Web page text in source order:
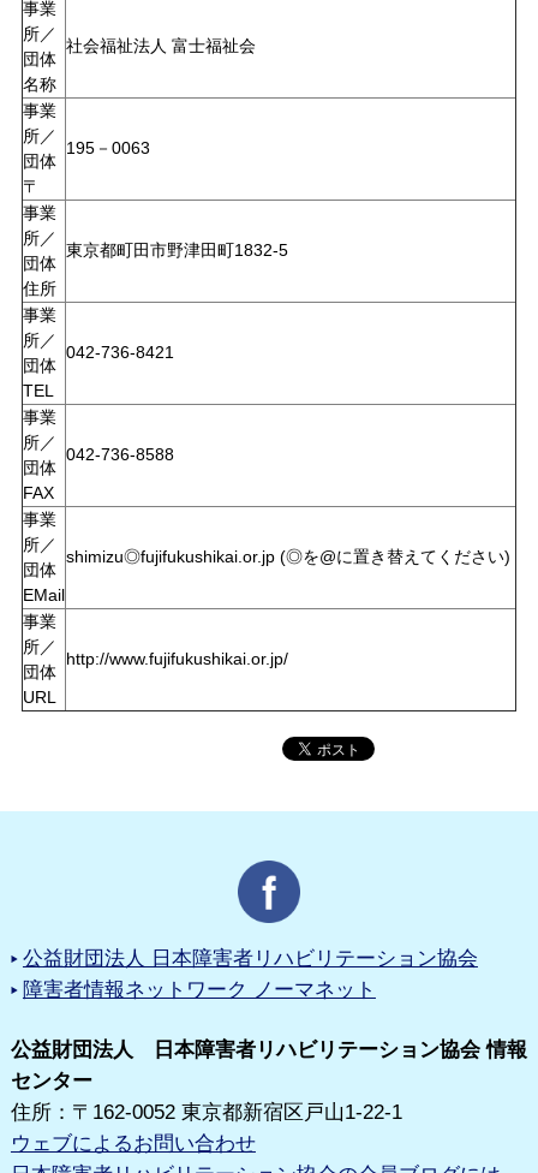
事業
所／
団体
名称
社会福祉法人 富士福祉会
事業
所／
団体
〒
195－0063
事業
所／
団体
住所
東京都町田市野津田町1832-5
事業
所／
団体
TEL
042-736-8421
事業
所／
団体
FAX
042-736-8588
事業
所／
団体
EMail
shimizu◎fujifukushikai.or.jp (◎を@に置き替えてください)
事業
所／
団体
URL
http://www.fujifukushikai.or.jp/
公益財団法人 日本障害者リハビリテーション協会
障害者情報ネットワーク ノーマネット
公益財団法人 日本障害者リハビリテーション協会 情報
センター
住所：〒162-0052 東京都新宿区戸山1-22-1
ウェブによるお問い合わせ